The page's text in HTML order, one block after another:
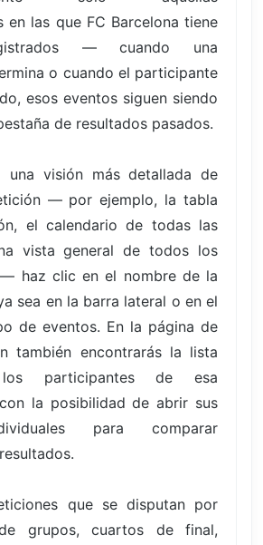
en las que FC Barcelona tiene
— cuando una
o cuando el participante
esos eventos siguen siendo
de resultados pasados.
una visión más detallada de
— por ejemplo, la tabla
el calendario de todas las
vista general de todos los
haz clic en el nombre de la
sea en la barra lateral o en el
de eventos. En la página de
también encontrarás la lista
participantes de esa
la posibilidad de abrir sus
para comparar
que se disputan por
grupos, cuartos de final,